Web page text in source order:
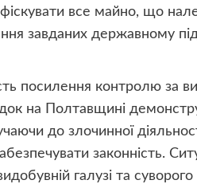
все майно, що
завданих державному
посилення контролю за
на Полтавщині
до злочинної
законність.
галузі та